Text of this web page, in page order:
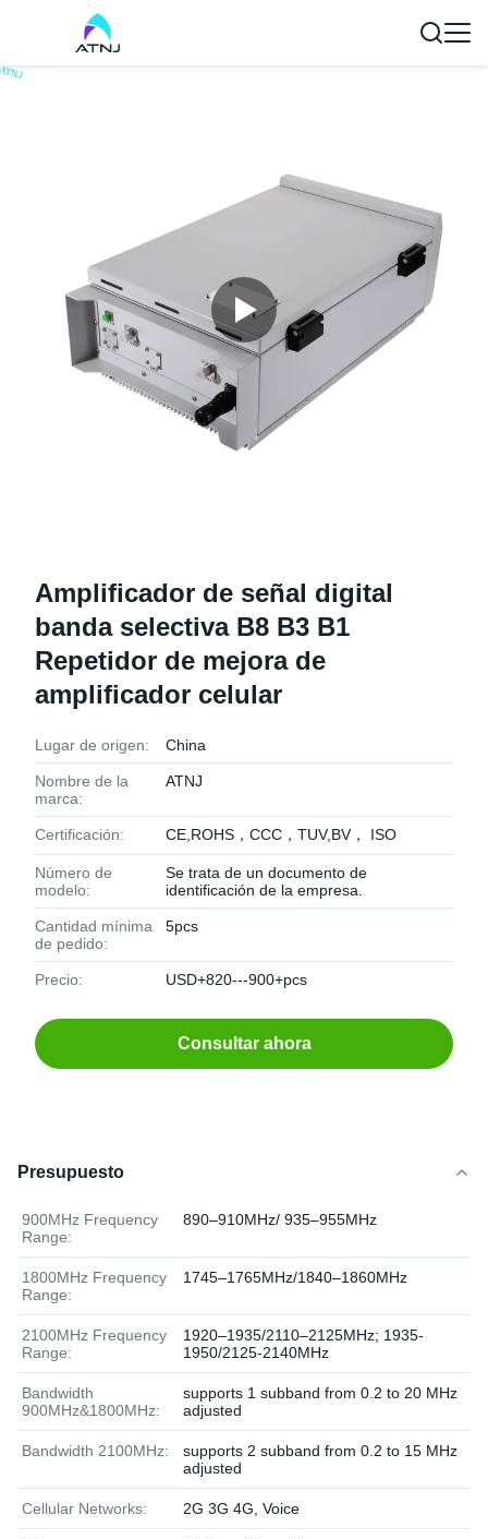
Amplificador de señal digital
banda selectiva B8 B3 B1
Repetidor de mejora de
amplificador celular
Lugar de origen: China
Nombre de la
marca:
ATNJ
Certificación: CE,ROHS，CCC，TUV,BV， ISO
Número de
modelo:
Se trata de un documento de
identificación de la empresa.
Cantidad mínima
de pedido:
5pcs
Precio: USD+820---900+pcs
Consultar ahora
Presupuesto
900MHz Frequency
Range:
890–910MHz/ 935–955MHz
1800MHz Frequency
Range:
1745–1765MHz/1840–1860MHz
2100MHz Frequency
Range:
1920–1935/2110–2125MHz; 1935-
1950/2125-2140MHz
Bandwidth
900MHz&1800MHz:
supports 1 subband from 0.2 to 20 MHz
adjusted
Bandwidth 2100MHz:
supports 2 subband from 0.2 to 15 MHz
adjusted
Cellular Networks: 2G 3G 4G, Voice